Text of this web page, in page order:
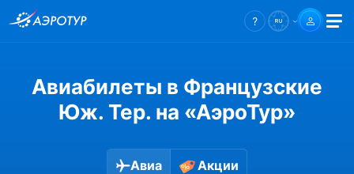
Авиабилеты в Французские
Юж. Тер. на «АэроТур»
Авиа Акции